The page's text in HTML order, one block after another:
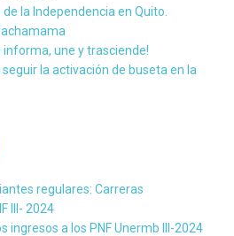
la Independencia en Quito.
informa, une y trasciende!
seguir la activación de buseta en la
regulares: Carreras
III- 2024
ingresos a los PNF Unermb III-2024